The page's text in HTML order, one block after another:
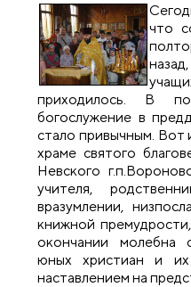
что
приходилось. В
богослужение в
стало привычным. Вот
храме святого
Невского
учителя,
вразумлении,
книжной
окончании молебна
юных христиан и их
наставлением на